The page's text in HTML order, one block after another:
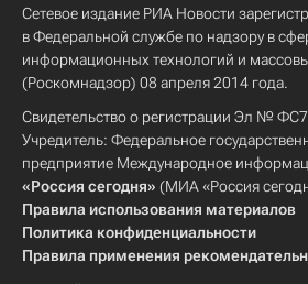
Сетевое издание РИА Новости
в Федеральной службе по надзору в
информационных технологий и
(Роскомнадзор) 08 апреля 2014 года.
Свидетельство о регистрации Эл №
Учредитель: Федеральное
предприятие Международное
«Россия сегодня» (МИА «Россия
Правила использования материалов
Политика конфиденциальности
Правила применения